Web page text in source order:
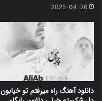
2025-04-26
دانلود آهنگ راه میرفتم تو خیابون